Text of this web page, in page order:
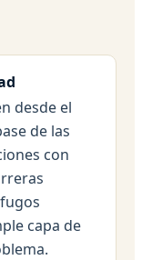
desde el
de las
con
capa de